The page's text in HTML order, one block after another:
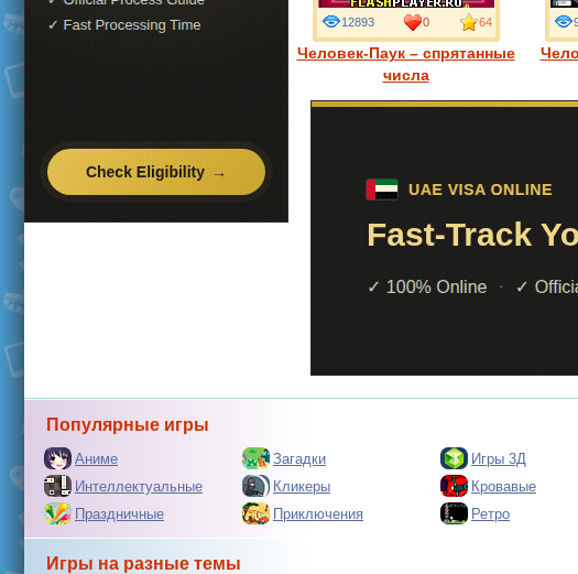
Человек-Паук – спрятанные
числа
12893 0 64
Популярные игры
Аниме Загадки Игры 3Д
Интеллектуальные
Кликеры Кровавые
Праздничные
Приключения Ретро
Игры на разные темы